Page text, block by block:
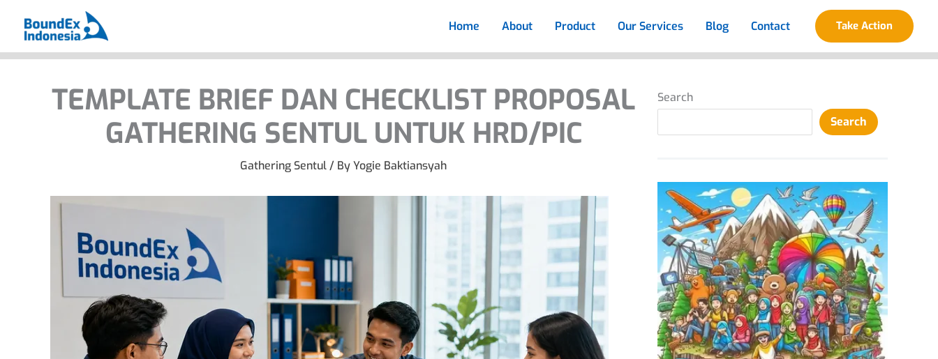
to
Home About Product Our Services Blog Contact Take Action
TEMPLATE BRIEF DAN CHECKLIST PROPOSAL
GATHERING SENTUL UNTUK HRD/PIC
Gathering Sentul/ ByYogie Baktiansyah
Search
Search